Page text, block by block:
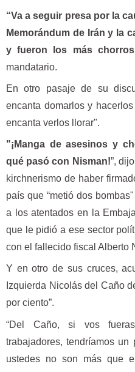
“Va a seguir presa por la
Memorándum de Irán y la
y fueron los más
mandatario.
En otro pasaje de su
encanta domarlos y
encanta verlos llorar".
"¡Manga de asesinos y
qué pasó con Nisman!”,
kirchnerismo de haber
país que “metió dos
a los atentados en la
que le pidió a ese sector
con el fallecido fiscal Alberto
Y en otro de sus cruces,
Izquierda Nicolás del Caño
por ciento”.
“Del Caño, si vos
trabajadores, tendríamos un
ustedes no son más que